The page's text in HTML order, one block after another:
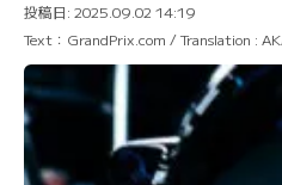
投稿日: 2025.09.02 14:19
Text：GrandPrix.com / Translation :